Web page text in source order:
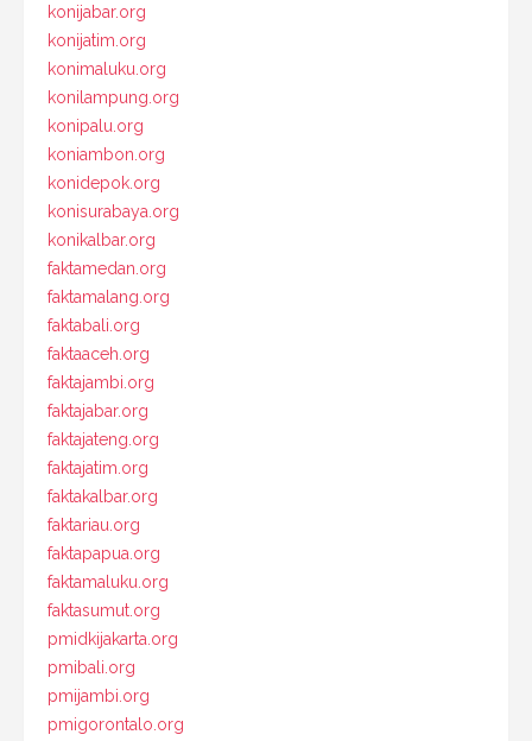
konijabar.org
konijatim.org
konimaluku.org
konilampung.org
konipalu.org
koniambon.org
konidepok.org
konisurabaya.org
konikalbar.org
faktamedan.org
faktamalang.org
faktabali.org
faktaaceh.org
faktajambi.org
faktajabar.org
faktajateng.org
faktajatim.org
faktakalbar.org
faktariau.org
faktapapua.org
faktamaluku.org
faktasumut.org
pmidkijakarta.org
pmibali.org
pmijambi.org
pmigorontalo.org